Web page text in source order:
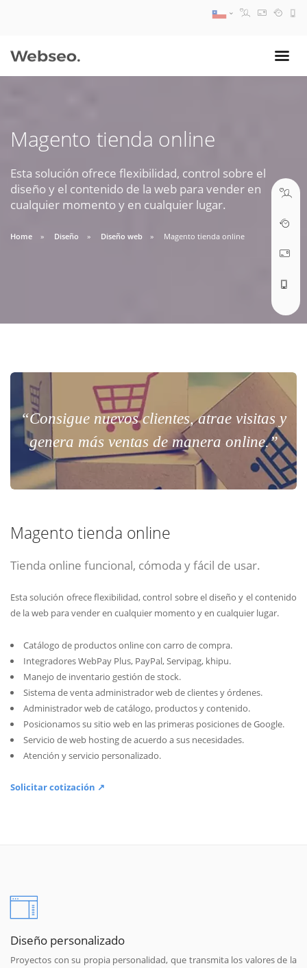
Magento tienda online
Esta solución ofrece flexibilidad, control sobre el
diseño y el contenido de la web para vender en
cualquier momento y en cualquier lugar.
Home Diseño Diseño web Magento tienda online
“Consigue nuevos clientes, atrae visitas y
genera más ventas de manera online.”
Magento tienda online
Tienda online funcional, cómoda y fácil de usar.
Esta solución ofrece flexibilidad, control sobre el diseño y el contenido
de la web para vender en cualquier momento y en cualquier lugar.
Catálogo de productos online con carro de compra.
Integradores WebPay Plus, PayPal, Servipag, khipu.
Manejo de inventario gestión de stock.
Sistema de venta administrador web de clientes y órdenes.
Administrador web de catálogo, productos y contenido.
Posicionamos su sitio web en las primeras posiciones de Google.
Servicio de web hosting de acuerdo a sus necesidades.
Atención y servicio personalizado.
Solicitar cotización ↗
Diseño personalizado
Proyectos con su propia personalidad, que transmita los valores de la
09:30 AM A 18:30 PM
soporte@webseo.cl
ABRIR TICKET